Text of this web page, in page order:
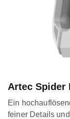
Artec Spider
Ein
feiner Details